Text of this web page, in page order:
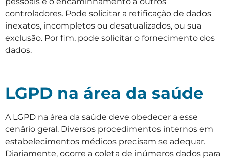
controladores. Pode solicitar a retificação de dados
inexatos, incompletos ou desatualizados, ou sua
exclusão. Por fim, pode solicitar o fornecimento dos
dados.
LGPD na área da saúde
A LGPD na área da saúde deve obedecer a esse
cenário geral. Diversos procedimentos internos em
estabelecimentos médicos precisam se adequar.
Diariamente, ocorre a coleta de inúmeros dados para